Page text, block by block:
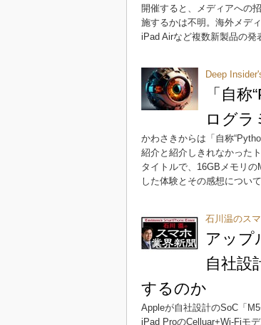
開催すると、メディアへの
施するかは不明。海外メデ
iPad Airなど複数新製品の発
Deep
「自
ログラ
かわさきからは「自称
紹介と紹介しきれなかった
タイトルで、16GBメモリ
した体験とその感想につい
石川温のス
アップ
自社設
するのか
Appleが自社設計のSoC「
iPad ProのCelluar+Wi-Fiモ